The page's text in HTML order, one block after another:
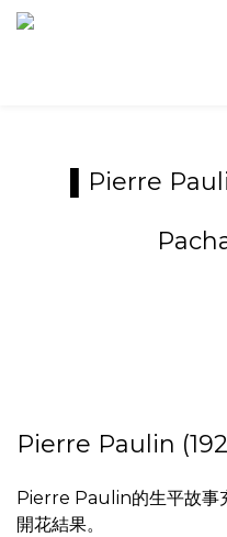
▌Pierre
Pierre Paulin
Pierre Paulin的生平故事
開花結果。